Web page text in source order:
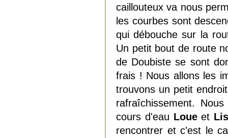
caillouteux va nous
les courbes sont
qui débouche sur la
Un petit bout de route
de Doubiste se sont
frais ! Nous allons les
trouvons un petit
rafraîchissement.
cours d'eau Loueet
rencontrer et c'est le